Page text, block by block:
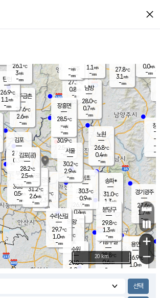
close
양주
27.1℃
0.8
-mm
과천
26.9℃
0.4m/s
- mm
용인
26.9℃
1.0m/s
경기광주
27.6℃
1.7m/s
-mm
파주금촌
27.6℃
2.6m/s
-mm
27.8℃
3.1 m/s
-mm
창
-
-m/
-
탄현
26.9℃
1.1 m/s
-mm
0.0m/s
-mm
의왕
- ℃
m/s
mm
김포
27.9℃
0.3 m/s
mm
광명
31.7 ℃
2.3 m/s
-mm
부천
30.3℃
0.5m/s
-mm
구로
31.2℃
2.6m/s
-mm
은평
30.9℃
2.5 m/s
- mm
노원
26.8℃
0.4m/s
-mm
송파*
31.0℃
1.3m/s
-mm
서초
30.3℃
0.9m/s
-mm
남방
28.0℃
0.7m/s
-mm
기흥구갈
28.8℃
0.6m/s
-
수리산길
29.7℃
1.0m/s
-mm
분당구
29.8℃
1.3m/s
-mm
장흥면
28.5℃
-m/s
-mm
-m/s
-mm
김포(공)
28.2℃
2.5m/s
-mm
수원
29.8℃
1.9m/s
서울
30.2℃
2.9m/s
-mm
26.1℃
3m/s
-mm
1.1 m/s
-mm
+
−
20 km